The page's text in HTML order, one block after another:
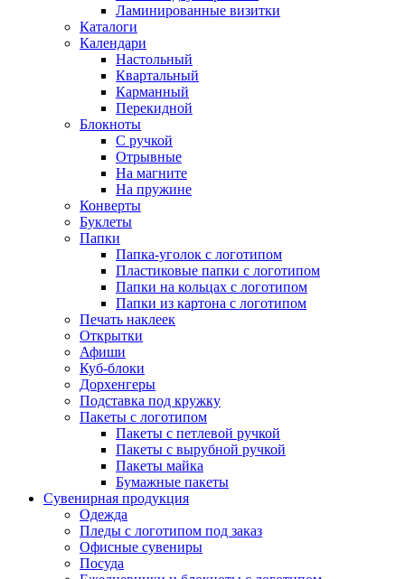
Ламинированные визитки
Каталоги
Календари
Настольный
Квартальный
Карманный
Перекидной
Блокноты
С ручкой
Отрывные
На магните
На пружине
Конверты
Буклеты
Папки
Папка-уголок с логотипом
Пластиковые папки с логотипом
Папки на кольцах с логотипом
Папки из картона с логотипом
Печать наклеек
Открытки
Афиши
Куб-блоки
Дорхенгеры
Подставка под кружку
Пакеты с логотипом
Пакеты с петлевой ручкой
Пакеты с вырубной ручкой
Пакеты майка
Бумажные пакеты
Сувенирная продукция
Одежда
Пледы с логотипом под заказ
Офисные сувениры
Посуда